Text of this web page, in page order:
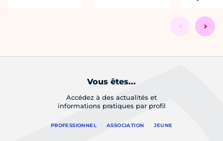
Vous êtes...
Accédez à des actualités et
informations pratiques par profil
PROFESSIONNEL ASSOCIATION JEUNE